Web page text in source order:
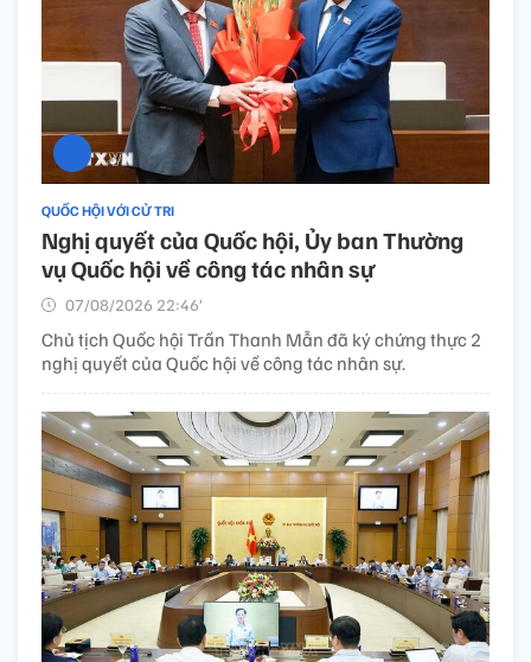
QUỐC HỘI VỚI CỬ TRI
Nghị quyết của Quốc hội, Ủy ban Thường
vụ Quốc hội về công tác nhân sự
07/08/2026 22:46’
Chủ tịch Quốc hội Trần Thanh Mẫn đã ký chứng thực 2
nghị quyết của Quốc hội về công tác nhân sự.